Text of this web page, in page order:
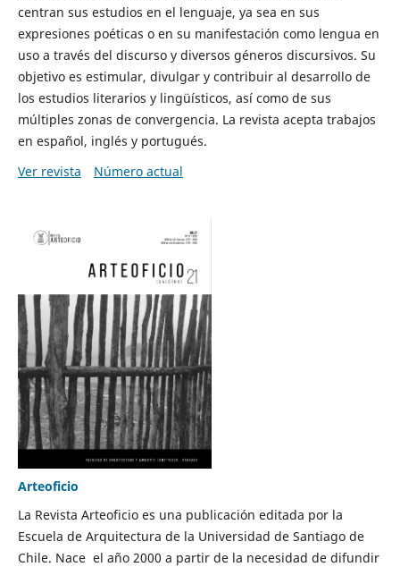
centran sus estudios en el lenguaje, ya sea en sus
expresiones poéticas o en su manifestación como lengua en
uso a través del discurso y diversos géneros discursivos. Su
objetivo es estimular, divulgar y contribuir al desarrollo de
los estudios literarios y lingüísticos, así como de sus
múltiples zonas de convergencia. La revista acepta trabajos
en español, inglés y portugués.
Ver revista
Número actual
Arteoficio
La Revista Arteoficio es una publicación editada por la
Escuela de Arquitectura de la Universidad de Santiago de
Chile. Nace el año 2000 a partir de la necesidad de difundir